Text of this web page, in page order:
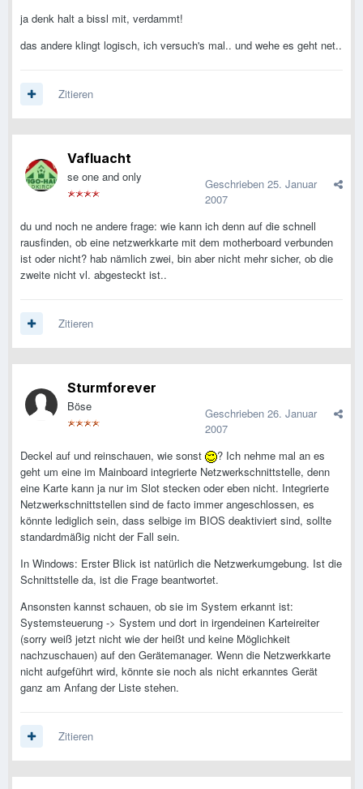
ja denk halt a bissl mit, verdammt!
das andere klingt logisch, ich versuch's mal.. und wehe es geht net..
Zitieren
Vafluacht
se one and only Geschrieben 25. Januar
2007
du und noch ne andere frage: wie kann ich denn auf die schnell
rausfinden, ob eine netzwerkkarte mit dem motherboard verbunden
ist oder nicht? hab nämlich zwei, bin aber nicht mehr sicher, ob die
zweite nicht vl. abgesteckt ist..
Zitieren
Sturmforever
Böse Geschrieben 26. Januar
2007
Deckel auf und reinschauen, wie sonst
? Ich nehme mal an es
geht um eine im Mainboard integrierte Netzwerkschnittstelle, denn
eine Karte kann ja nur im Slot stecken oder eben nicht. Integrierte
Netzwerkschnittstellen sind de facto immer angeschlossen, es
könnte lediglich sein, dass selbige im BIOS deaktiviert sind, sollte
standardmäßig nicht der Fall sein.
In Windows: Erster Blick ist natürlich die Netzwerkumgebung. Ist die
Schnittstelle da, ist die Frage beantwortet.
Ansonsten kannst schauen, ob sie im System erkannt ist:
Systemsteuerung -> System und dort in irgendeinen Karteireiter
(sorry weiß jetzt nicht wie der heißt und keine Möglichkeit
nachzuschauen) auf den Gerätemanager. Wenn die Netzwerkkarte
nicht aufgeführt wird, könnte sie noch als nicht erkanntes Gerät
ganz am Anfang der Liste stehen.
Zitieren